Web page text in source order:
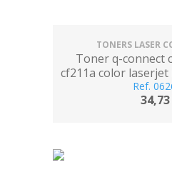
TONERS LASER
Toner q-connect
cf211a color
276n / 276nw
Ref.